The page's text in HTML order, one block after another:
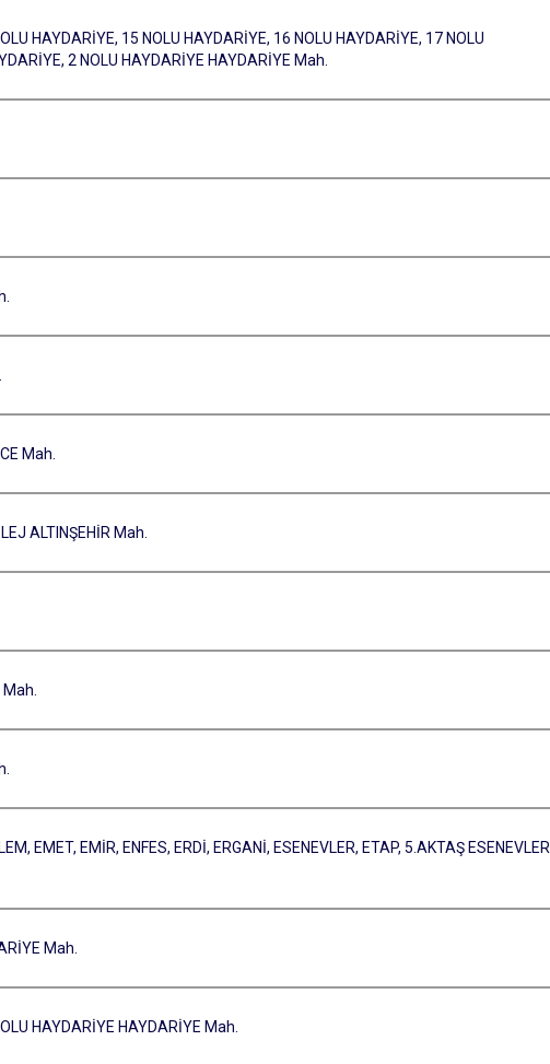
HAYDARİYE, 15 NOLU HAYDARİYE, 16 NOLU HAYDARİYE, 17 NOLU
2 NOLU HAYDARİYE HAYDARİYE Mah.
Mah.
ALTINŞEHİR Mah.
EMET, EMİR, ENFES, ERDİ, ERGANİ, ESENEVLER, ETAP, 5.AKTAŞ ESENEVLER
Mah.
HAYDARİYE HAYDARİYE Mah.